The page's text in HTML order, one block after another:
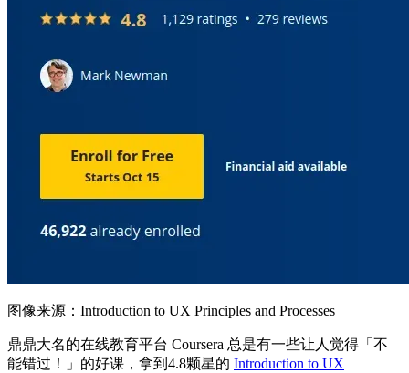
图像来源：Introduction to UX Principles and Processes
鼎鼎大名的在线教育平台 Coursera 总是有一些让人觉得「不
能错过！」的好课，拿到4.8颗星的 Introduction to UX